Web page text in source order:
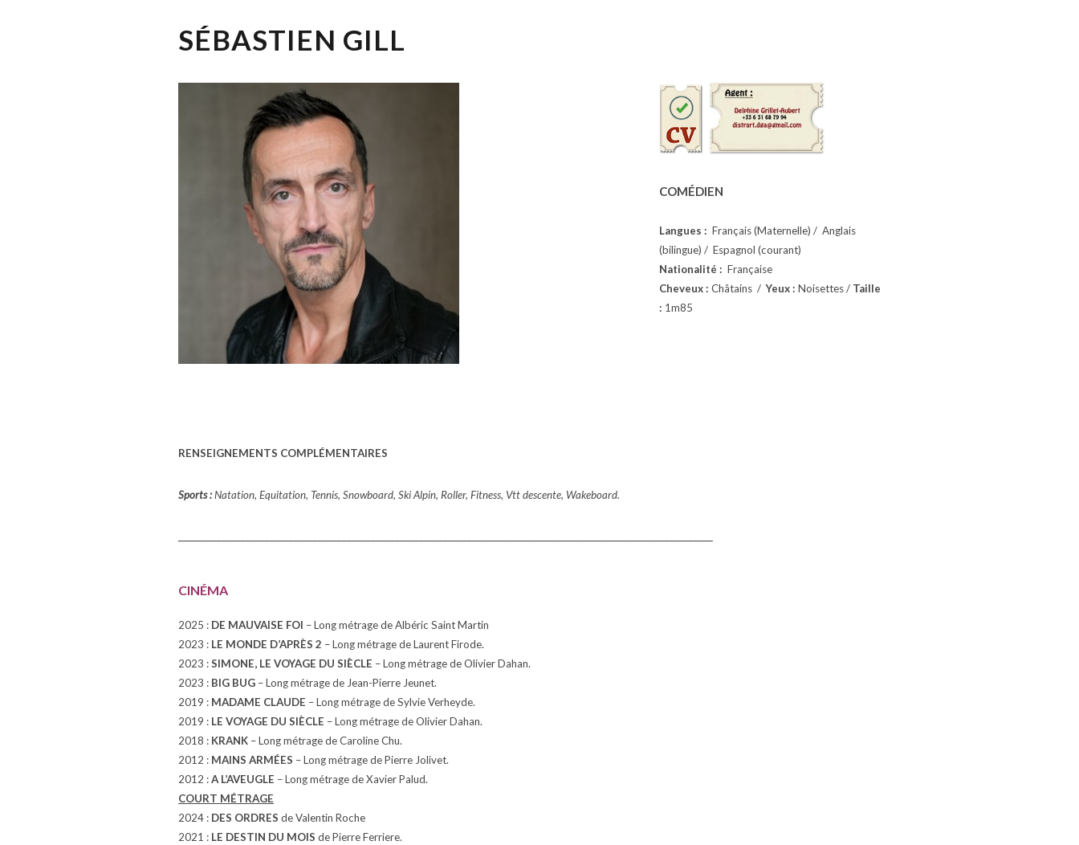
SÉBASTIEN GILL
COMÉDIEN
Langues : Français (Maternelle) / Anglais
(bilingue) / Espagnol (courant)
Nationalité :Française
Cheveux : Châtains /Yeux : Noisettes / Taille
: 1m85
RENSEIGNEMENTS COMPLÉMENTAIRES
Sports :Natation, Equitation, Tennis, Snowboard, Ski Alpin, Roller, Fitness, Vtt descente, Wakeboard.
CINÉMA
2025 : DE MAUVAISE FOI – Long métrage de Albéric Saint Martin
2023 : LE MONDE D’APRÈS 2 – Long métrage de Laurent Firode.
2023 :SIMONE, LE VOYAGE DU SIÈCLE – Long métrage de Olivier Dahan.
2023 : BIG BUG – Long métrage de Jean-Pierre Jeunet.
2019 : MADAME CLAUDE – Long métrage de Sylvie Verheyde.
2019 : LE VOYAGE DU SIÈCLE – Long métrage de Olivier Dahan.
2018 : KRANK – Long métrage de Caroline Chu.
2012 : MAINS ARMÉES – Long métrage de Pierre Jolivet.
2012 :A L’AVEUGLE – Long métrage de Xavier Palud.
COURT MÉTRAGE
2024 : DES ORDRES de Valentin Roche
2021 : LE DESTIN DU MOIS de Pierre Ferriere.